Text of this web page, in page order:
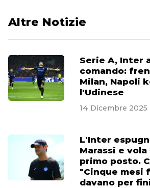
Altre Notizie
Serie A, Inter
comando:
Milan, Napoli
l'Udinese
14 Dicembre 2025
L'Inter
Marassi e vola
primo posto.
"Cinque mesi
davano per